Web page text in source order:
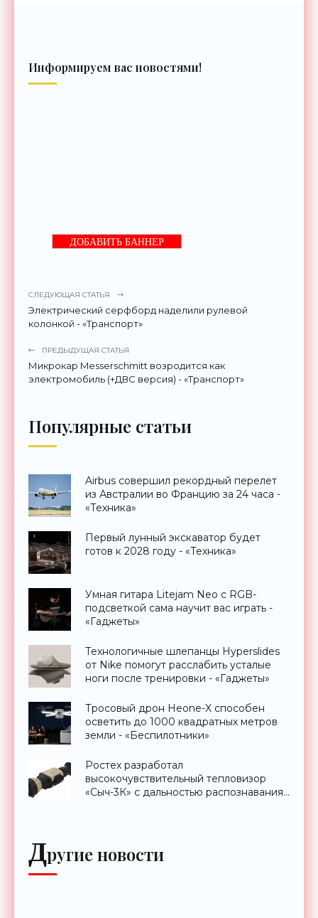
Информируем вас новостями!
ДОБАВИТЬ БАННЕР
СЛЕДУЮЩАЯ СТАТЬЯ
Электрический серфборд наделили рулевой
колонкой - «Транспорт»
ПРЕДЫДУЩАЯ СТАТЬЯ
Микрокар Messerschmitt возродится как
электромобиль (+ДВС версия) - «Транспорт»
Популярные статьи
Airbus совершил рекордный перелет
из Австралии во Францию за 24 часа -
«Техника»
Первый лунный экскаватор будет
готов к 2028 году - «Техника»
Умная гитара Litejam Neo с RGB-
подсветкой сама научит вас играть -
«Гаджеты»
Технологичные шлепанцы Hyperslides
от Nike помогут расслабить усталые
ноги после тренировки - «Гаджеты»
Тросовый дрон Heone-X способен
осветить до 1000 квадратных метров
земли - «Беспилотники»
Ростех разработал
высокочувствительный тепловизор
«Сыч-3К» с дальностью распознавания
Другие новости